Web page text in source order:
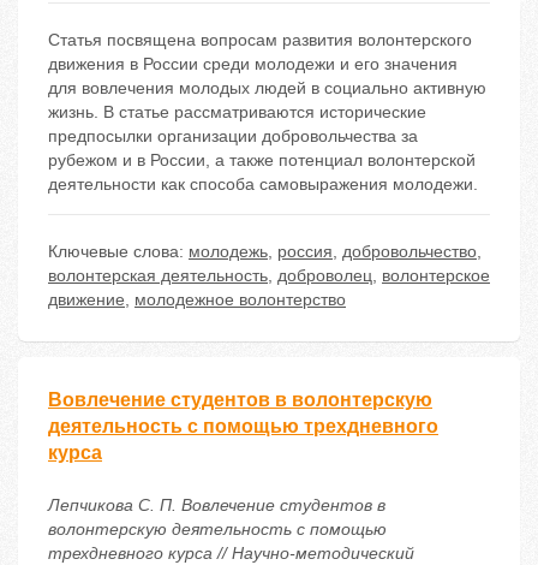
Статья посвящена вопросам развития волонтерского
движения в России среди молодежи и его значения
для вовлечения молодых людей в социально активную
жизнь. В статье рассматриваются исторические
предпосылки организации добровольчества за
рубежом и в России, а также потенциал волонтерской
деятельности как способа самовыражения молодежи.
Ключевые слова: молодежь, россия, добровольчество,
волонтерская деятельность, доброволец, волонтерское
движение, молодежное волонтерство
Вовлечение студентов в волонтерскую
деятельность с помощью трехдневного
курса
Лепчикова С. П. Вовлечение студентов в
волонтерскую деятельность с помощью
трехдневного курса // Научно-методический